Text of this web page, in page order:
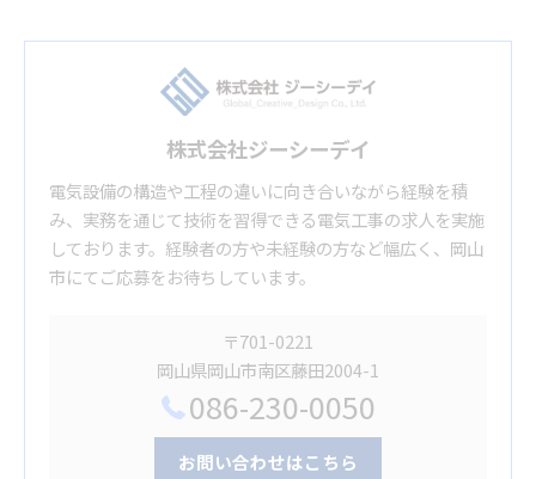
株式会社ジーシーデイ
電気設備の構造や工程の違いに向き合いながら経験を積
み、実務を通じて技術を習得できる電気工事の求人を実施
しております。経験者の方や未経験の方など幅広く、岡山
市にてご応募をお待ちしています。
〒701-0221
岡山県岡山市南区藤田2004-1
086-230-0050
お問い合わせはこちら